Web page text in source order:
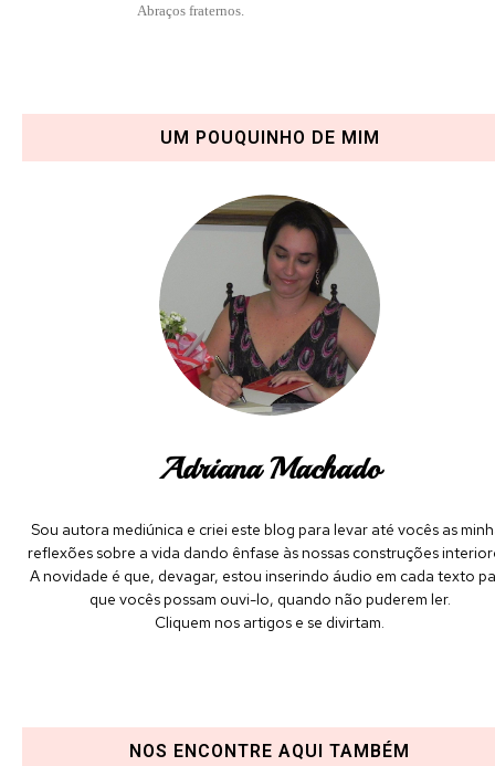
Abraços fraternos.
UM POUQUINHO DE MIM
Adriana Machado
Sou autora mediúnica e criei este blog para levar até vocês as
reflexões sobre a vida dando ênfase às nossas construções
A novidade é que, devagar, estou inserindo áudio em cada texto
que vocês possam ouvi-lo, quando não puderem ler.
Cliquem nos artigos e se divirtam.
NOS ENCONTRE AQUI TAMBÉM